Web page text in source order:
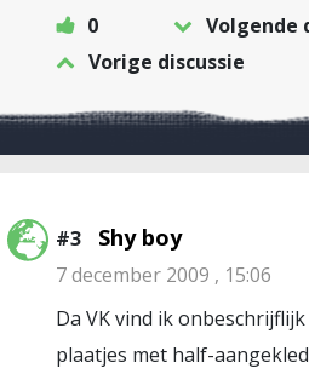
0
Volgende
Vorige discussie
#3 Shy boy
7 december 2009 , 15:06
Da VK vind ik
plaatjes met half-